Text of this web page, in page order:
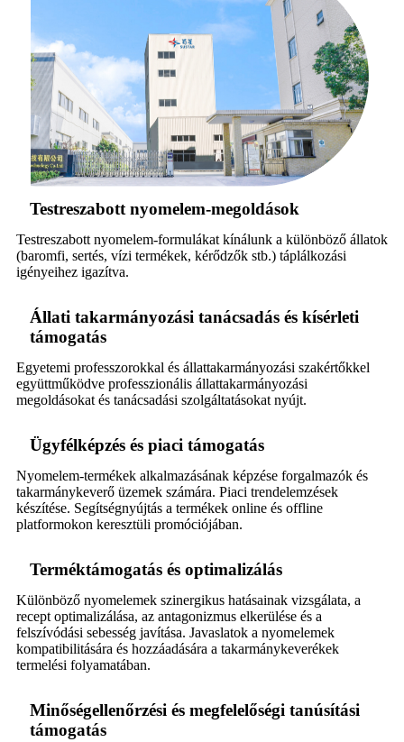
Testreszabott nyomelem-megoldások
Testreszabott nyomelem-formulákat kínálunk a különböző állatok
(baromfi, sertés, vízi termékek, kérődzők stb.) táplálkozási
igényeihez igazítva.
Állati takarmányozási tanácsadás és kísérleti
támogatás
Egyetemi professzorokkal és állattakarmányozási szakértőkkel
együttműködve professzionális állattakarmányozási
megoldásokat és tanácsadási szolgáltatásokat nyújt.
Ügyfélképzés és piaci támogatás
Nyomelem-termékek alkalmazásának képzése forgalmazók és
takarmánykeverő üzemek számára. Piaci trendelemzések
készítése. Segítségnyújtás a termékek online és offline
platformokon keresztüli promóciójában.
Terméktámogatás és optimalizálás
Különböző nyomelemek szinergikus hatásainak vizsgálata, a
recept optimalizálása, az antagonizmus elkerülése és a
felszívódási sebesség javítása. Javaslatok a nyomelemek
kompatibilitására és hozzáadására a takarmánykeverékek
termelési folyamatában.
Minőségellenőrzési és megfelelőségi tanúsítási
támogatás